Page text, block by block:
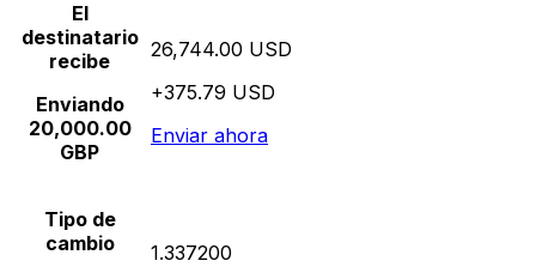
El
destinatario
recibe
Enviando
20,000.00
GBP
26,744.00 USD
+375.79 USD
Enviar ahora
Tipo de
cambio
1.337200